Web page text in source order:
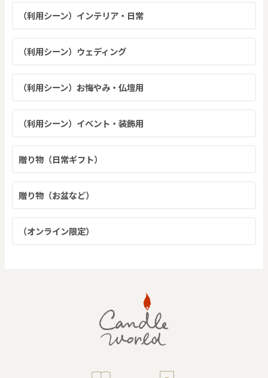
（利用シーン）インテリア・日常
（利用シーン）ウェディング
（利用シーン）お悔やみ・仏壇用
（利用シーン）イベント・装飾用
贈り物（日常ギフト）
贈り物（お盆など）
（オンライン限定）